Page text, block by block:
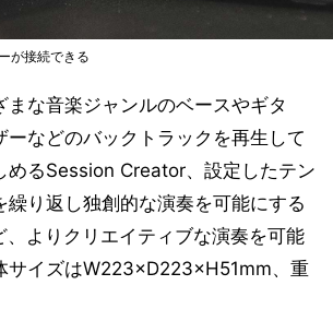
が接続できる
まな音楽ジャンルのベースやギタ
ーなどのバックトラックを再生して
めるSession Creator、設定したテン
繰り返し独創的な演奏を可能にする
よりクリエイティブな演奏を可能
サイズはW223×D223×H51mm、重